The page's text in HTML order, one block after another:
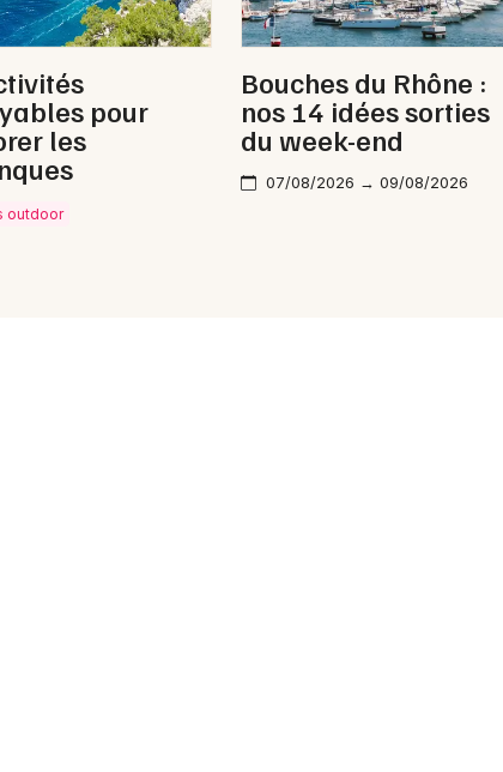
pour
les
outdoor
Bouches du Rhône :
nos 14 idées sorties
du week-end
07/08/2026 → 09/08/2026